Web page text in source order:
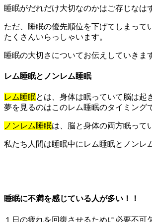
睡眠がだれだけ大切なのかはご存じなは
ただ、睡眠の優先順位を下げてしまって
たくさんいらっしゃいます。
睡眠の大切さについてお伝えしていきま
レム睡眠とノンレム睡眠
レム睡眠とは、身体は眠っていて脳は起
夢を見るのはこのレム睡眠のタイミング
ノンレム睡眠は、脳と身体の両方眠って
私たち人間は睡眠中にレム睡眠とノンレ
睡眠に不満を感じている人が多い！！
１日の疲れを回復させるために必要不可